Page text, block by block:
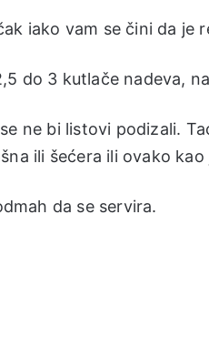
iako vam se čini da je
do 3 kutlače nadeva,
ne bi listovi podizali.
ili šećera ili ovako
da se servira.